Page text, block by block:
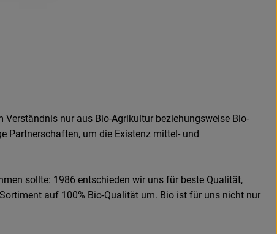
nur aus Bio-Agrikultur beziehungsweise Bio-
Partnerschaften, um die Existenz mittel- und
sollte: 1986 entschieden wir uns für beste Qualität,
auf 100% Bio-Qualität um. Bio ist für uns nicht nur